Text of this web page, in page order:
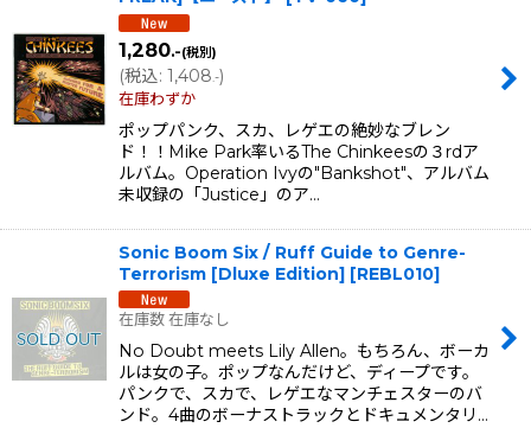
1,280.-(税別)
(税込: 1,408.-)
在庫わずか
ポップパンク、スカ、レゲエの絶妙なブレン
ド！！Mike Park率いるThe Chinkeesの３rdア
ルバム。Operation Ivyの"Bankshot"、アルバム
未収録の「Justice」のア…
Sonic Boom Six / Ruff Guide to Genre-
Terrorism [Dluxe Edition] [REBL010]
在庫数 在庫なし
No Doubt meets Lily Allen。もちろん、ボーカ
ルは女の子。ポップなんだけど、ディープです。
パンクで、スカで、レゲエなマンチェスターのバ
ンド。4曲のボーナストラックとドキュメンタリ…